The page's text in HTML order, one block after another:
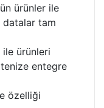
ürünler ile
tam
ürünleri
entegre
özelliği